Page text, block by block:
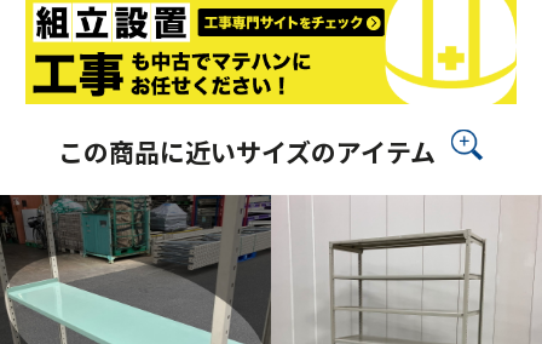
この商品に近いサイズのアイテム